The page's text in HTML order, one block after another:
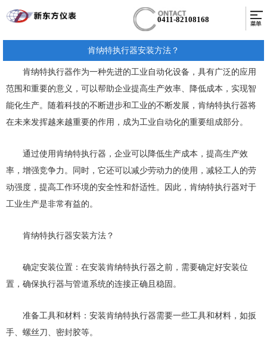
0411-82108168
肯纳特执行器安装方法？
肯纳特执行器作为一种先进的工业自动化设备，具有广泛的应用
范围和重要的意义，可以帮助企业提高生产效率、降低成本，实现智
能化生产。随着科技的不断进步和工业的不断发展，肯纳特执行器将
在未来发挥越来越重要的作用，成为工业自动化的重要组成部分。
通过使用肯纳特执行器，企业可以降低生产成本，提高生产效
率，增强竞争力。同时，它还可以减少劳动力的使用，减轻工人的劳
动强度，提高工作环境的安全性和舒适性。因此，肯纳特执行器对于
工业生产是非常有益的。
肯纳特执行器安装方法？
确定安装位置：在安装肯纳特执行器之前，需要确定好安装位
置，确保执行器与管道系统的连接正确且稳固。
准备工具和材料：安装肯纳特执行器需要一些工具和材料，如扳
手、螺丝刀、密封胶等。